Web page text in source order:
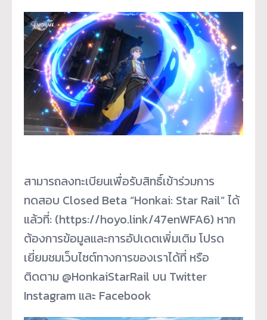
สามารถลงทะเบียนเพื่อรับสิทธิ์เข้าร่วมการ
ทดสอบ Closed Beta “Honkai: Star Rail” ได้
แล้วที่: (https://hoyo.link/47enWFA6) หาก
ต้องการข้อมูลและการอัปเดตเพิ่มเติม โปรด
เยี่ยมชมเว็บไซต์ทางการของเราได้ที่ หรือ
ติดตาม @HonkaiStarRail บน Twitter
Instagram และ Facebook